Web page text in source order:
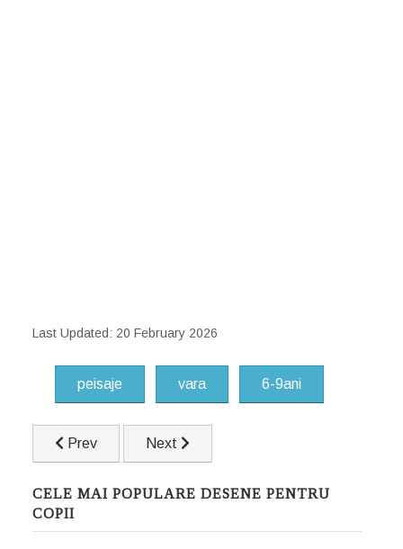
Last Updated: 20 February 2026
peisaje vara 6-9ani
Previous article: Peisaj de primavara
Prev Next article: Peisaj de la munte
Next
CELE MAI POPULARE DESENE PENTRU
COPII